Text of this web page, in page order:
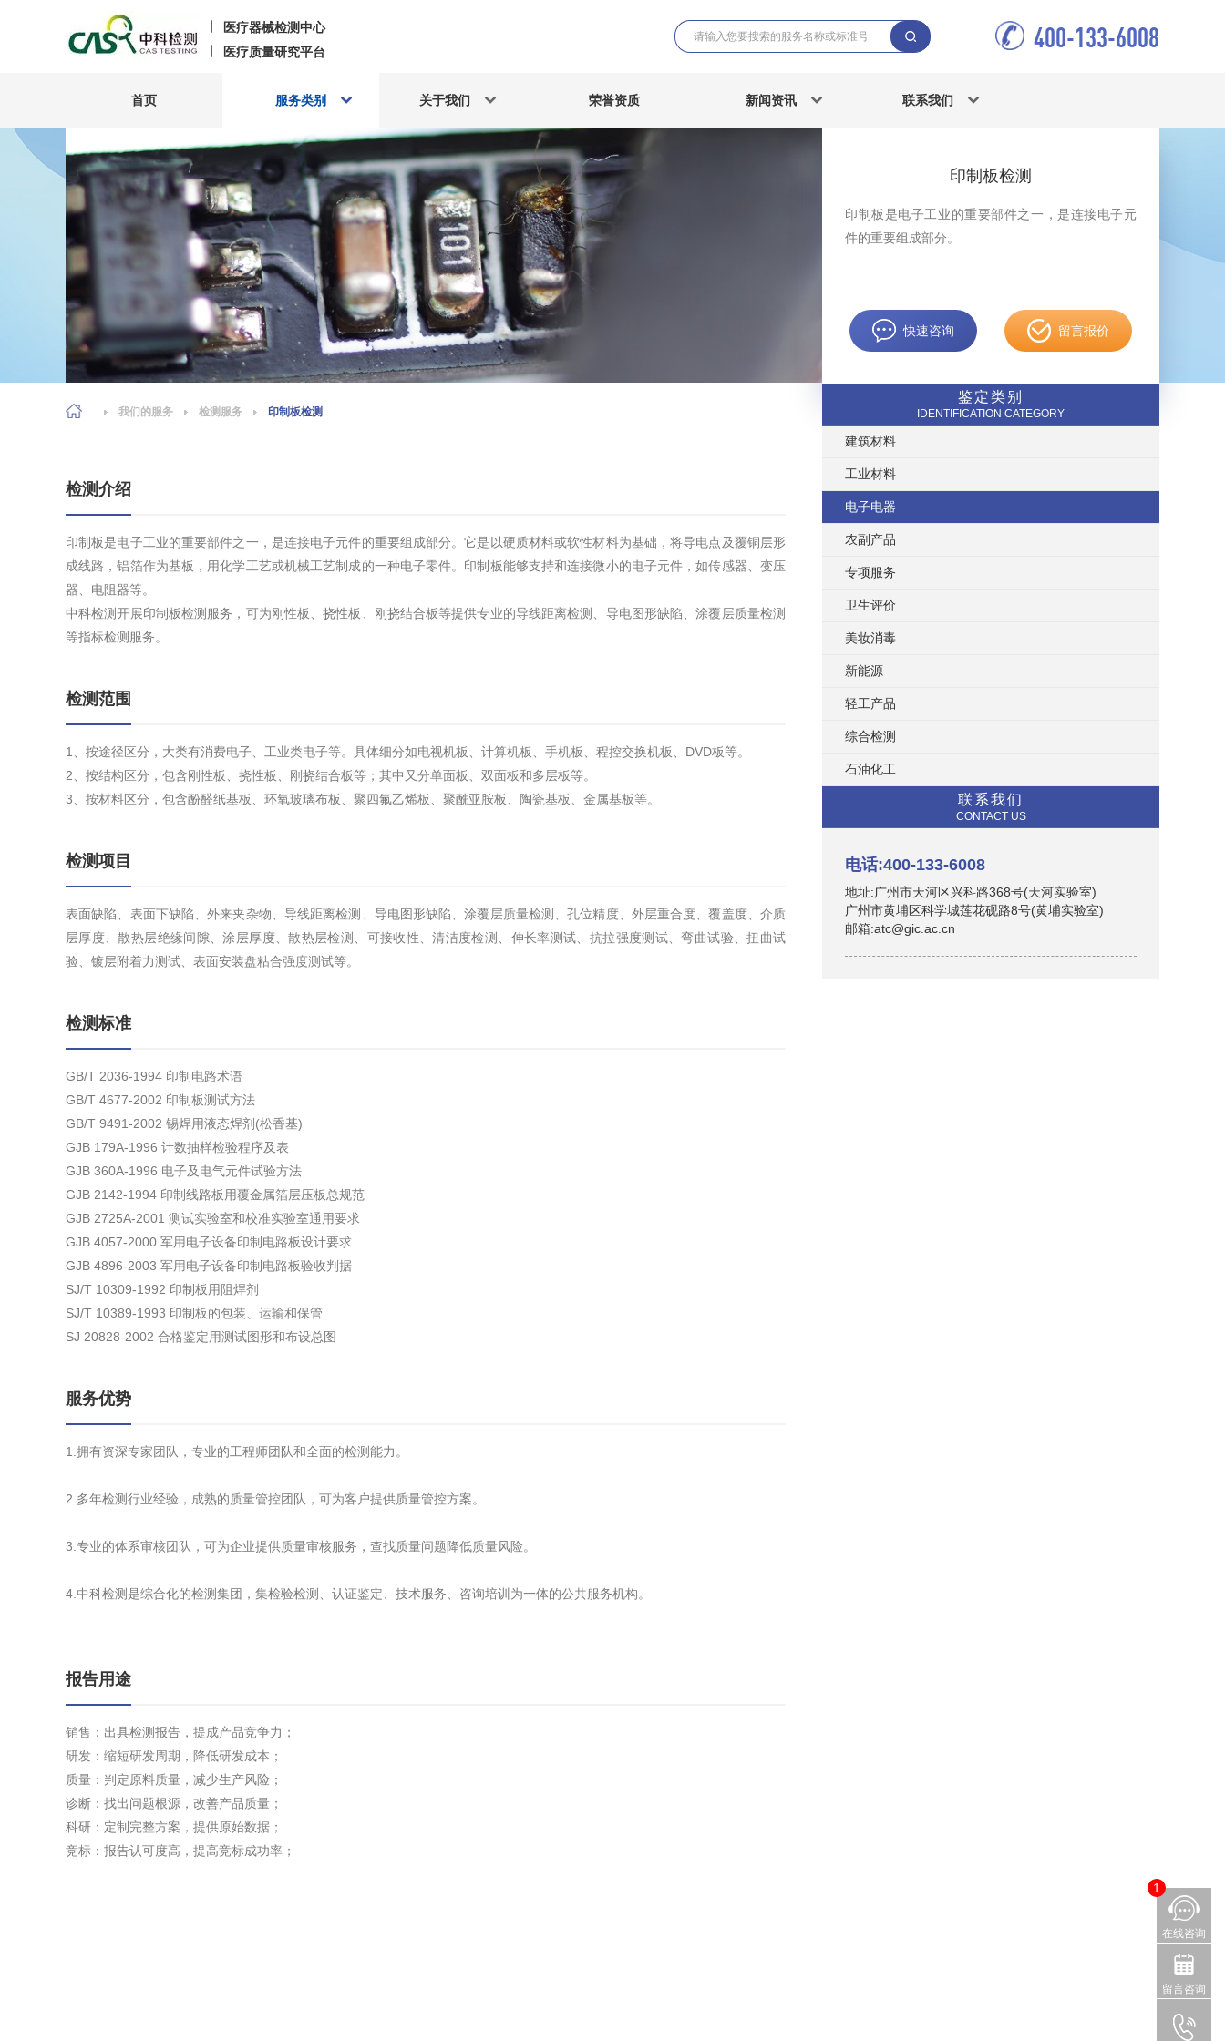
医疗器械检测中心
医疗质量研究平台
400-133-6008
首页 服务类别 关于我们 荣誉资质 新闻资讯 联系我们
印制板检测
印制板是电子工业的重要部件之一，是连接电子元
件的重要组成部分。
快速咨询 留言报价
鉴定类别
IDENTIFICATION CATEGORY
建筑材料
工业材料
电子电器
农副产品
专项服务
卫生评价
美妆消毒
新能源
轻工产品
综合检测
石油化工
联系我们
CONTACT US
电话:400-133-6008
地址:广州市天河区兴科路368号(天河实验室)
广州市黄埔区科学城莲花砚路8号(黄埔实验室)
邮箱:atc@gic.ac.cn
我们的服务 检测服务 印制板检测
检测介绍
印制板是电子工业的重要部件之一，是连接电子元件的重要组成部分。它是以硬质材料或软性材料为基础，将导电点及覆铜层形
成线路，铝箔作为基板，用化学工艺或机械工艺制成的一种电子零件。印制板能够支持和连接微小的电子元件，如传感器、变压
器、电阻器等。
中科检测开展印制板检测服务，可为刚性板、挠性板、刚挠结合板等提供专业的导线距离检测、导电图形缺陷、涂覆层质量检测
等指标检测服务。
检测范围
1、按途径区分，大类有消费电子、工业类电子等。具体细分如电视机板、计算机板、手机板、程控交换机板、DVD板等。
2、按结构区分，包含刚性板、挠性板、刚挠结合板等；其中又分单面板、双面板和多层板等。
3、按材料区分，包含酚醛纸基板、环氧玻璃布板、聚四氟乙烯板、聚酰亚胺板、陶瓷基板、金属基板等。
检测项目
表面缺陷、表面下缺陷、外来夹杂物、导线距离检测、导电图形缺陷、涂覆层质量检测、孔位精度、外层重合度、覆盖度、介质
层厚度、散热层绝缘间隙、涂层厚度、散热层检测、可接收性、清洁度检测、伸长率测试、抗拉强度测试、弯曲试验、扭曲试
验、镀层附着力测试、表面安装盘粘合强度测试等。
检测标准
GB/T 2036-1994 印制电路术语
GB/T 4677-2002 印制板测试方法
GB/T 9491-2002 锡焊用液态焊剂(松香基)
GJB 179A-1996 计数抽样检验程序及表
GJB 360A-1996 电子及电气元件试验方法
GJB 2142-1994 印制线路板用覆金属箔层压板总规范
GJB 2725A-2001 测试实验室和校准实验室通用要求
GJB 4057-2000 军用电子设备印制电路板设计要求
GJB 4896-2003 军用电子设备印制电路板验收判据
SJ/T 10309-1992 印制板用阻焊剂
SJ/T 10389-1993 印制板的包装、运输和保管
SJ 20828-2002 合格鉴定用测试图形和布设总图
服务优势
1.拥有资深专家团队，专业的工程师团队和全面的检测能力。
2.多年检测行业经验，成熟的质量管控团队，可为客户提供质量管控方案。
3.专业的体系审核团队，可为企业提供质量审核服务，查找质量问题降低质量风险。
4.中科检测是综合化的检测集团，集检验检测、认证鉴定、技术服务、咨询培训为一体的公共服务机构。
报告用途
销售：出具检测报告，提成产品竞争力；
研发：缩短研发周期，降低研发成本；
质量：判定原料质量，减少生产风险；
诊断：找出问题根源，改善产品质量；
科研：定制完整方案，提供原始数据；
竞标：报告认可度高，提高竞标成功率；
在线咨询
1
留言咨询